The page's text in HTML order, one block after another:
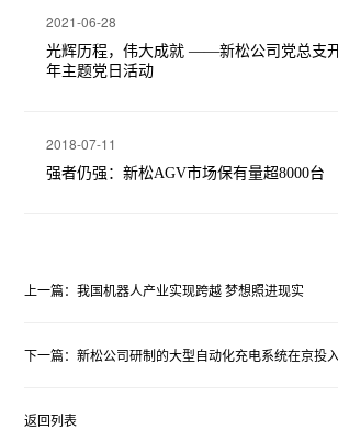
2021-06-28
光辉历程，伟大成就 ——新松公司党总支
年主题党日活动
2018-07-11
强者仍强：新松AGV市场保有量超8000台
上一篇：我国机器人产业实现跨越 梦想照进现实
下一篇：新松公司研制的大型自动化充电系统在京投
返回列表